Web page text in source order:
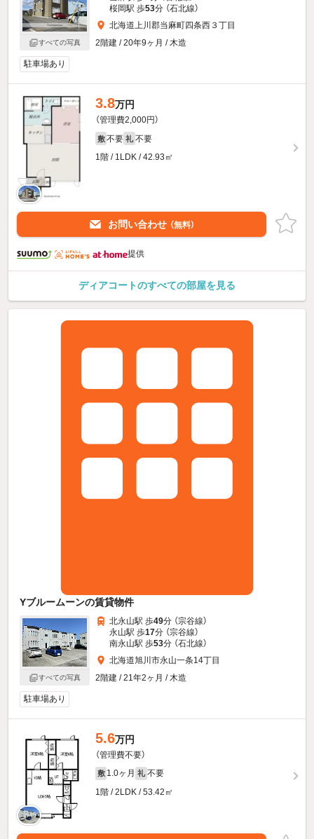
すべての写真
桜岡駅 歩53分 （石北線）
北海道上川郡当麻町四条西３丁目
2階建 / 20年9ヶ月 / 木造
駐車場あり
3.8万円
（管理費2,000円）
敷 不要 礼 不要
1階 / 1LDK / 42.93㎡
お問い合わせ （無料）
提供
ディアコートのすべての部屋を見る
Yブルームーンの賃貸物件
すべての写真
北永山駅 歩49分 （宗谷線）
永山駅 歩17分 （宗谷線）
南永山駅 歩53分 （石北線）
北海道旭川市永山一条14丁目
2階建 / 21年2ヶ月 / 木造
駐車場あり
5.6万円
（管理費不要）
敷 1.0ヶ月 礼 不要
1階 / 2LDK / 53.42㎡